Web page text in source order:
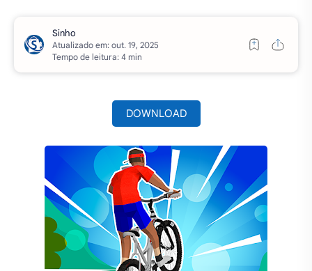
Atualizado em:
Tempo de leitura: 4 min
DOWNLOAD